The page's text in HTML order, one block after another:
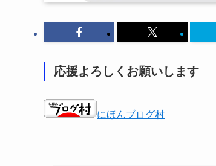
応援よろしくお願いします
にほんブログ村